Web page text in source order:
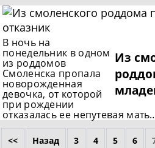
Из
В ночь на
понедельник в одном
из роддомов
Смоленска пропала
новорожденная
девочка, от которой
при рождении
отказалась ее непутевая
<< Назад 3 4 5 6